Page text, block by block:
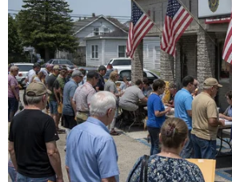
#Cháy Rạng Đông #URENCO 10
#Mức độ độc hại
#Hà Nội TP.
Theo dõi VietnamPlus